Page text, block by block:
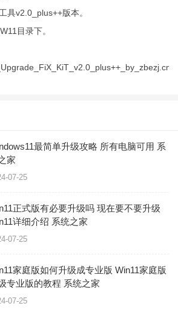
具v2.0_plus++版本。
目录下。
最简单升级攻略 所有电脑可用 系
家
07-25
正式版有必要升级吗 现在要不要升级
详细介绍 系统之家
07-25
家庭版如何升级成专业版 Win11家庭版
专业版的教程 系统之家
07-25